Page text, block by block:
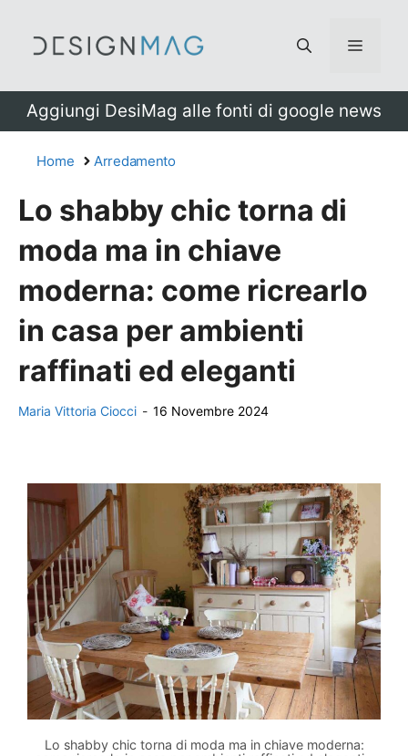
Menu
Aggiungi DesiMag alle fonti di google news
Home Arredamento
Lo shabby chic torna di
moda ma in chiave
moderna: come ricrearlo
in casa per ambienti
raffinati ed eleganti
Maria Vittoria Ciocci - 16 Novembre 2024
Lo shabby chic torna di moda ma in chiave moderna: